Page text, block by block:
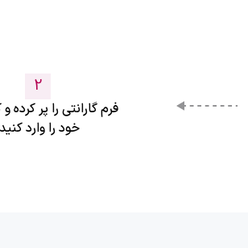
2
فرم گارانتی را پر
خود را وارد